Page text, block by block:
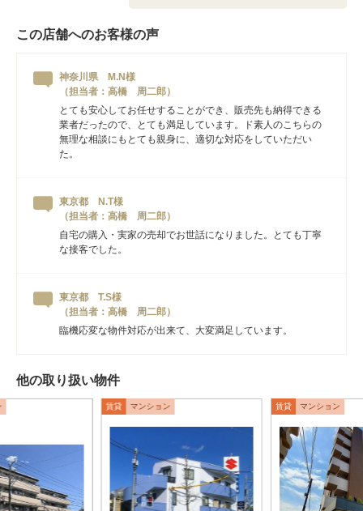
この店舗へのお客様の声
神奈川県 M.N様
（担当者：高橋 周二郎）
とても安心してお任せすることができ、販売先も納得できる
業者だったので、とても満足しています。ド素人のこちらの
無理な相談にもとても親身に、適切な対応をしていただい
た。
東京都 N.T様
（担当者：高橋 周二郎）
自宅の購入・実家の売却でお世話になりました。とても丁寧
な接客でした。
東京都 T.S様
（担当者：高橋 周二郎）
臨機応変な物件対応が出来て、大変満足しています。
他の取り扱い物件
賃貸 マンション 賃貸 マンション